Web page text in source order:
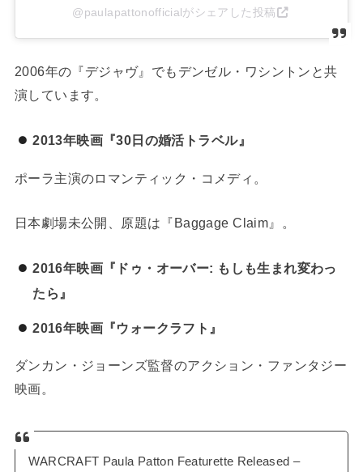
@paulapattonofficialがシェアした投稿
2006年の『デジャヴ』でもデンゼル・ワシントンと共
演しています。
2013年映画『30日の婚活トラベル』
ポーラ主演のロマンティック・コメディ。
日本劇場未公開、原題は『Baggage Claim』。
2016年映画『ドゥ・オーバー: もしも生まれ変わっ
たら』
2016年映画『ウォークラフト』
ダンカン・ジョーンズ監督のアクション・ファンタジー
映画。
WARCRAFT Paula Patton Featurette Released –